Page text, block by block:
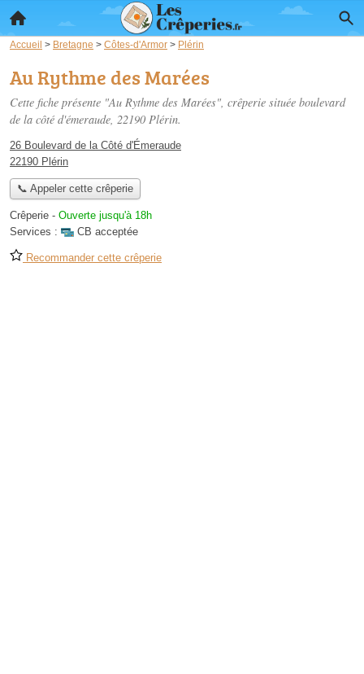
Accueil > Bretagne > Côtes-d'Armor > Plérin
Au Rythme des Marées
Cette fiche présente "Au Rythme des Marées", crêperie située boulevard
de la côté d'émeraude, 22190 Plérin.
26 Boulevard de la Côté d'Émeraude
22190 Plérin
📞 Appeler cette crêperie
Crêperie - Ouverte jusqu'à 18h
Services :
CB acceptée
Recommander cette crêperie